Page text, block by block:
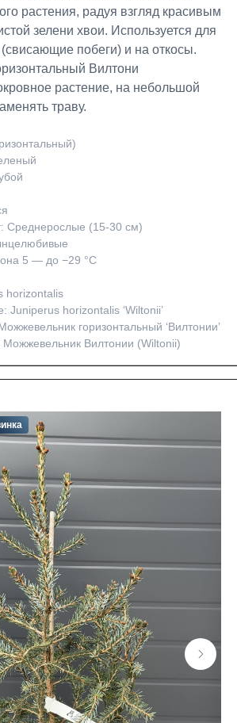
растения, радуя взгляд красивым
зелени хвои. Используется для
побеги) и на откосы.
Вилтони
растение, на небольшой
траву.
Среднерослые (15-30 см)
5 — до −29 °C
horizontalis
Juniperus horizontalis ‘Wiltonii’
горизонтальный ‘Вилтонии’
Можжевельник Вилтонии (Wiltonii)